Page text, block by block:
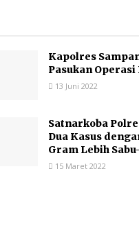
Kapolres
Pasukan Operasi
13 Juni 2022
Satnarkoba
Dua Kasus
Gram Lebih
15 Maret 2022